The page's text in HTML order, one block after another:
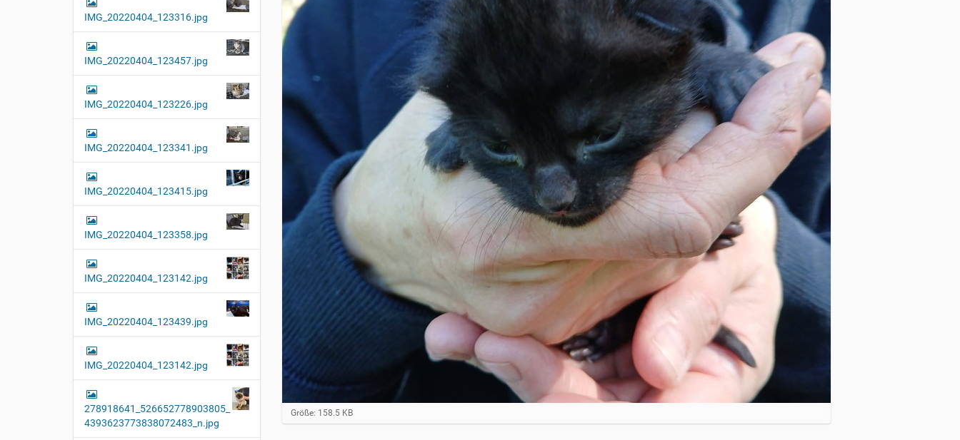
Z
e
Größe: 158.5 KB
IMG_20220404_123316.jpg
IMG_20220404_123457.jpg
IMG_20220404_123226.jpg
IMG_20220404_123341.jpg
IMG_20220404_123415.jpg
IMG_20220404_123358.jpg
IMG_20220404_123142.jpg
IMG_20220404_123439.jpg
IMG_20220404_123142.jpg
278918641_526652778903805_
4393623773838072483_n.jpg